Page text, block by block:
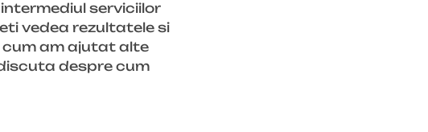
serviciilor
vedea rezultatele si
cum am ajutat alte
despre cum